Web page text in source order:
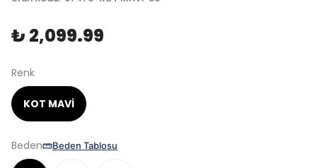
₺ 2,099.99
Renk
KOT MAVİ
Beden Beden Tablosu